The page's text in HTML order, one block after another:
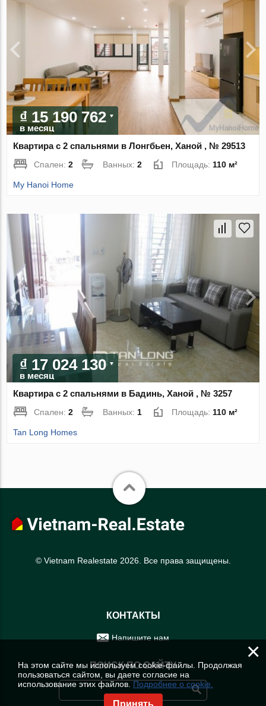
₫ 15 190 762
в месяц
Квартира с 2 спальнями в Лонгбьен, Ханой , № 29513
Спален:2 Ванных:2 Площадь: 110 м²
My Hanoi Home
₫ 17 024 130
в месяц
Квартира с 2 спальнями в Бадинь, Ханой , № 3257
Спален:2 Ванных: 1 Площадь: 110 м²
Tan Long Homes
© Vietnam Realestate 2026. Все права защищены.
КОНТАКТЫ
Напишите нам
ПОИСК ПО САЙТУ
×
На этом сайте мы используем cookie-файлы. Продолжая
пользоваться сайтом, вы даете согласие на
использование этих файлов. Подробнее о cookie.
Принять